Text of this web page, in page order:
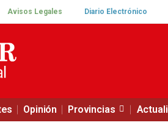
Avisos Legales Diario Electrónico
Opinión Provincias